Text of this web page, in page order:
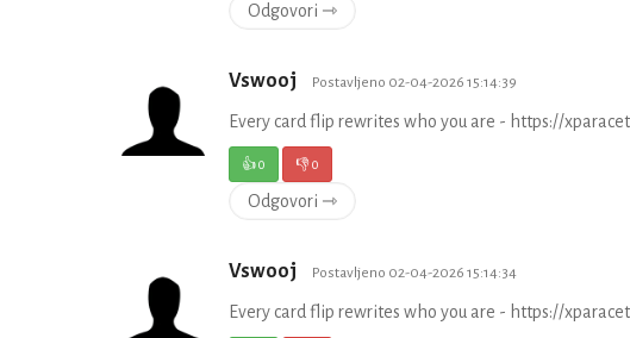
Odgovori ⇾
Vswooj Postavljeno 02-04-2026 15:14:39
Every card flip rewrites who you are - https://
👍0 👎0
Odgovori ⇾
Vswooj Postavljeno 02-04-2026 15:14:34
Every card flip rewrites who you are - https://